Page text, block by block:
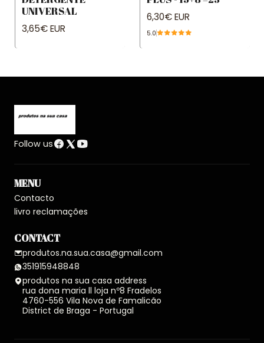
UNIVERSAL
3,65€ EUR
6,30€ EUR
5.0
Follow us
MENU
Contacto
livro reclamações
CONTACT
produtos.na.sua.casa@gmail.com
351915948848
produtos na sua casa address
rua dona maria ll loja nº8 Fradelos
4760-556 Vila Nova de Famalicão
District de Braga - Portugal